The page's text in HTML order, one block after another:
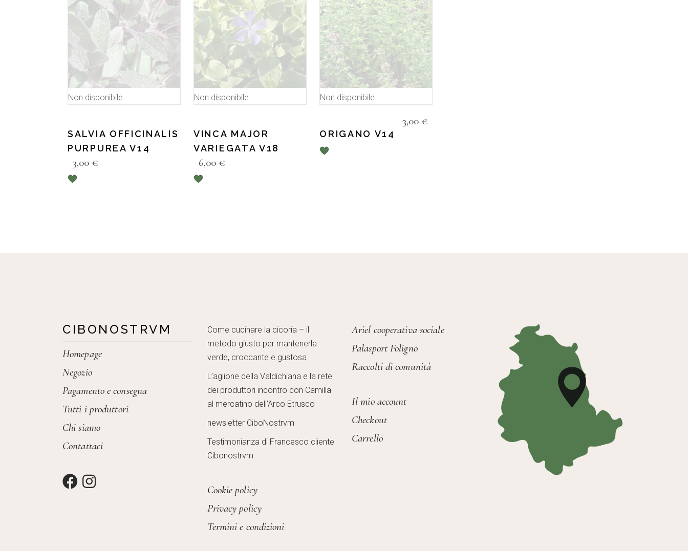
Non disponibile
SALVIA OFFICINALIS
PURPUREA V14
3,00 €
Non disponibile
VINCA MAJOR
VARIEGATA V18
6,00 €
Non disponibile
ORIGANO V14
3,00 €
CIBONOSTRVM
Homepage
Negozio
Pagamento e consegna
Tutti i produttori
Chi siamo
Contattaci
Come cucinare la cicoria – il
metodo giusto per mantenerla
verde, croccante e gustosa
L’aglione della Valdichiana e la rete
dei produttori incontro con Camilla
al mercatino dell’Arco Etrusco
newsletter CiboNostrvm
Testimonianza di Francesco cliente
Cibonostrvm
Cookie policy
Privacy policy
Termini e condizioni
Ariel cooperativa sociale
Palasport Foligno
Raccolti di comunità
Il mio account
Checkout
Carrello